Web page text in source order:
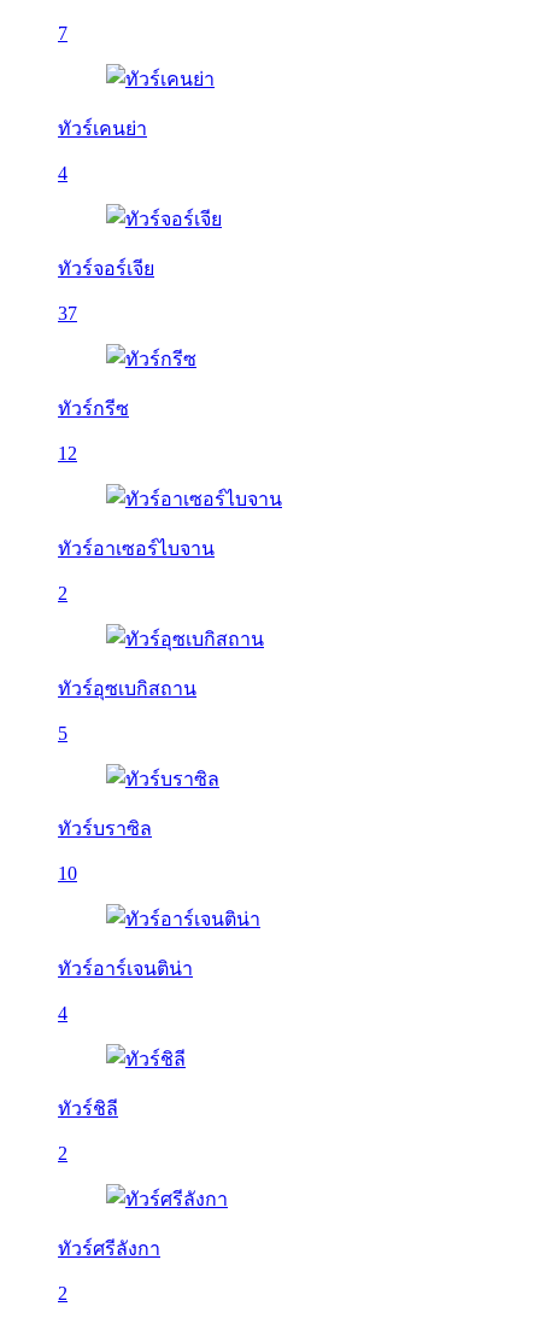
7
ทัวร์เคนย่า
4
ทัวร์จอร์เจีย
37
ทัวร์กรีซ
12
ทัวร์อาเซอร์ไบจาน
2
ทัวร์อุซเบกิสถาน
5
ทัวร์บราซิล
10
ทัวร์อาร์เจนติน่า
4
ทัวร์ชิลี
2
ทัวร์ศรีลังกา
2